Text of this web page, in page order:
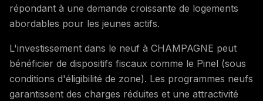
répondant à une demande croissante de logements
abordables pour les jeunes actifs.
L'investissement dans le neuf à CHAMPAGNE peut
bénéficier de dispositifs fiscaux comme le Pinel (sous
conditions d'éligibilité de zone). Les programmes neufs
garantissent des charges réduites et une attractivité